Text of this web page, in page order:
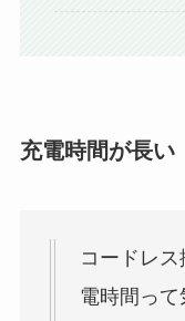
充電時間が長い
コードレ
電時間っ